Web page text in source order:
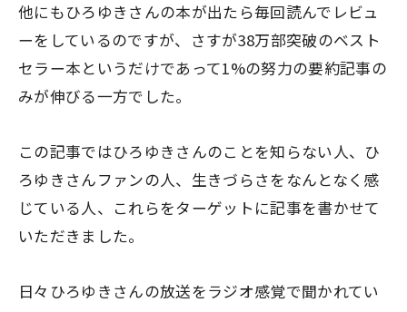
他にもひろゆきさんの本が出たら毎回読んでレビュ
ーをしているのですが、 さすが38万部突破のベスト
セラー本というだけであって1%の努力の要約記事の
みが伸びる一方でした。
この記事ではひろゆきさんのことを知らない人、ひ
ろゆきさんファンの人、生きづらさをなんとなく感
じている人、これらをターゲットに記事を書かせて
いただきました。
日々ひろゆきさんの放送をラジオ感覚で聞かれてい